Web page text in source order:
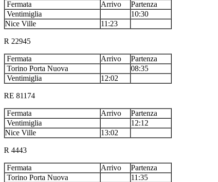
Fermata Arrivo
Partenza
Ventimiglia
10:30
Nice Ville
11:23
R 22945
Fermata Arrivo
Partenza
Torino Porta Nuova
08:35
Ventimiglia
12:02
RE 81174
Fermata Arrivo
Partenza
Ventimiglia
12:12
Nice Ville
13:02
R 4443
Fermata Arrivo
Partenza
Torino Porta Nuova
11:35